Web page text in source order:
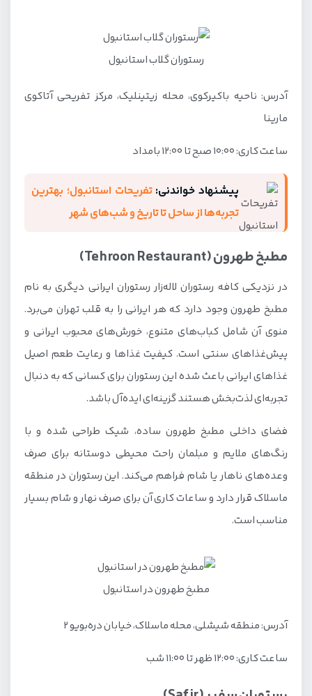
رستوران گلاب استانبول
آدرس: ناحیه باکیرکوی، محله زیتینلیک، مرکز تفریحی آتاکوی
مارینا
ساعت کاری: ۱۰:۰۰ صبح تا ۱۲:۰۰ بامداد
پیشنهاد خواندنی:تفریحات استانبول؛ بهترین
تجربه‌ها از ساحل تا تاریخ و شب‌های شهر
مطبخ طهرون (Tehroon Restaurant)
در نزدیکی کافه رستوران لاله‌زار رستوران ایرانی دیگری به نام
مطبخ طهرون وجود دارد که هر ایرانی را به قلب تهران می‌برد.
منوی آن شامل کباب‌های متنوع، خورش‌های محبوب ایرانی و
پیش‌غذاهای سنتی است. کیفیت غذاها و رعایت طعم اصیل
غذاهای ایرانی باعث شده این رستوران برای کسانی که به دنبال
تجربه‌ای لذت‌بخش هستند گزینه‌ای ایده‌آل باشد.
فضای داخلی مطبخ طهرون ساده، شیک طراحی شده و با
رنگ‌های ملایم و مبلمان راحت محیطی دوستانه برای صرف
وعده‌های ناهار یا شام فراهم می‌کند. این رستوران در منطقه
ماسلاک قرار دارد و ساعات کاری آن برای صرف نهار و شام بسیار
مناسب است.
مطبخ طهرون در استانبول
آدرس: منطقه شیشلی، محله ماسلاک، خیابان دره‌بویو ۲
ساعت کاری: ۱۲:۰۰ ظهر تا ۱۱:۰۰ شب